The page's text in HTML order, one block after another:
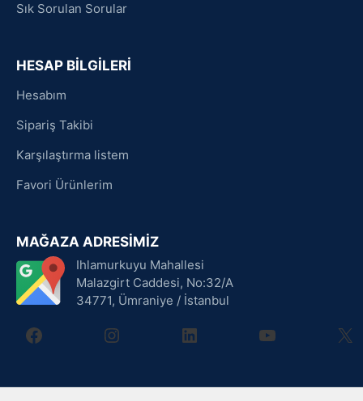
Sık Sorulan Sorular
HESAP BİLGİLERİ
Hesabım
Sipariş Takibi
Karşılaştırma listem
Favori Ürünlerim
MAĞAZA ADRESİMİZ
Ihlamurkuyu Mahallesi
Malazgirt Caddesi, No:32/A
34771, Ümraniye / İstanbul
facebookinstagramlinkedin youtube X